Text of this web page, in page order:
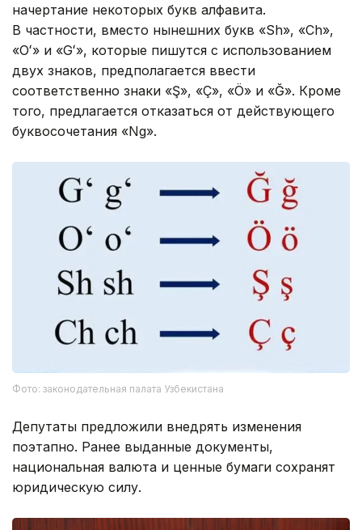
начертание некоторых букв алфавита.
В частности, вместо нынешних букв «Sh», «Ch»,
«Oʻ» и «Gʻ», которые пишутся с использованием
двух знаков, предполагается ввести
соответственно знаки «Ş», «Ç», «Ö» и «Ğ». Кроме
того, предлагается отказаться от действующего
буквосочетания «Ng».
Фото: законодательная палата Узбекистана
Депутаты предложили внедрять изменения
поэтапно. Ранее выданные документы,
национальная валюта и ценные бумаги сохранят
юридическую силу.